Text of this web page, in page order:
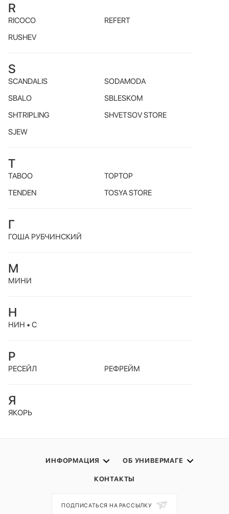
R
RICOCO
REFERT
RUSHEV
S
SCANDALIS
SODAMODA
SBALO
SBLESKOM
SHTRIPLING
SHVETSOV STORE
SJEW
T
TABOO
TOPTOP
TENDEN
TOSYA STORE
Г
ГОША РУБЧИНСКИЙ
М
МИНИ
Н
НИН • С
Р
РЕСЕЙЛ РЕФРЕЙМ
Я
ЯКОРЬ
ИНФОРМАЦИЯ ОБ УНИВЕРМАГЕ
КОНТАКТЫ
ПОДПИСАТЬСЯ НА РАССЫЛКУ